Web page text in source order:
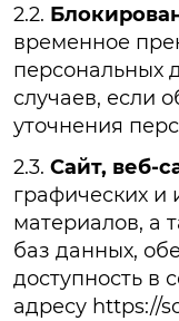
2.2.
временное
персональных
случаев, если
уточнения
2.3. Сайт, веб-
графических
материалов, а
баз данных,
доступность в
адресу https://